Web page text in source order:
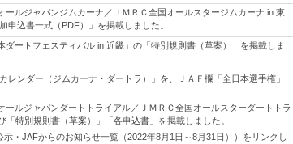
ールジャパンジムカーナ／ＪＭＲＣ全国オールスタージムカーナ in 東
申込書一式（PDF）」を掲載しました。
ダートフェスティバル in 近畿」の「特別規則書（草案）」を掲載しま
レンダー（ジムカーナ・ダートラ）」を、ＪＡＦ欄「全日本選手権」
ールジャパンダートトライアル／ＪＭＲＣ全国オールスターダートトラ
特別規則書（草案）」「各申込書」を掲載しました。
示・JAFからのお知らせ一覧（2022年8月1日～8月31日））をリンクし